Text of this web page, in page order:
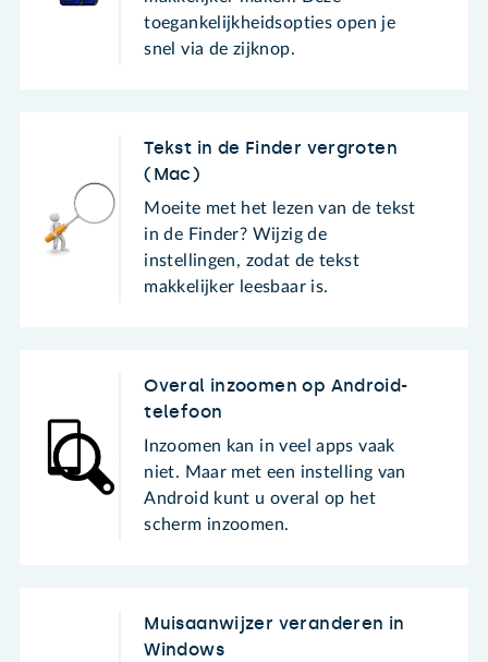
toegankelijkheidsopties open je
snel via de zijknop.
Tekst in de Finder vergroten
(Mac)
Moeite met het lezen van de tekst
in de Finder? Wijzig de
instellingen, zodat de tekst
makkelijker leesbaar is.
Overal inzoomen op Android-
telefoon
Inzoomen kan in veel apps vaak
niet. Maar met een instelling van
Android kunt u overal op het
scherm inzoomen.
Muisaanwijzer veranderen in
Windows